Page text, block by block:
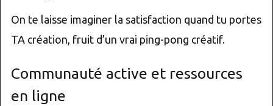
On te laisse imaginer la satisfaction quand tu portes
TA création, fruit d’un vrai ping-pong créatif.
Communauté active et ressources
en ligne